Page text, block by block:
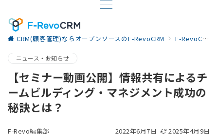
CRM(顧客管理)ならオープンソースのF-RevoCRM F-RevoCRM お役立ち情報
ニュース・お知らせ
【セミナー動画公開】情報共有によるチ
ームビルディング・マネジメント成功の
秘訣とは？
2022年6月7日 2025年4月9日
F-Revo編集部